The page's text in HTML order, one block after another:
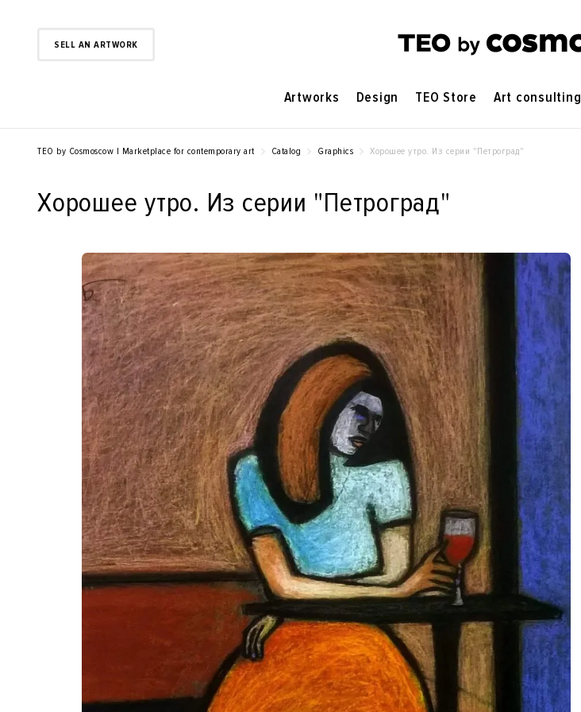
SELL AN ARTWORK
Artworks Design TEO Store Art consulting
TEO by Cosmoscow | Marketplace for contemporary art Catalog Graphics Хорошее утро. Из серии "Петроград"
Хорошее утро. Из серии "Петроград"